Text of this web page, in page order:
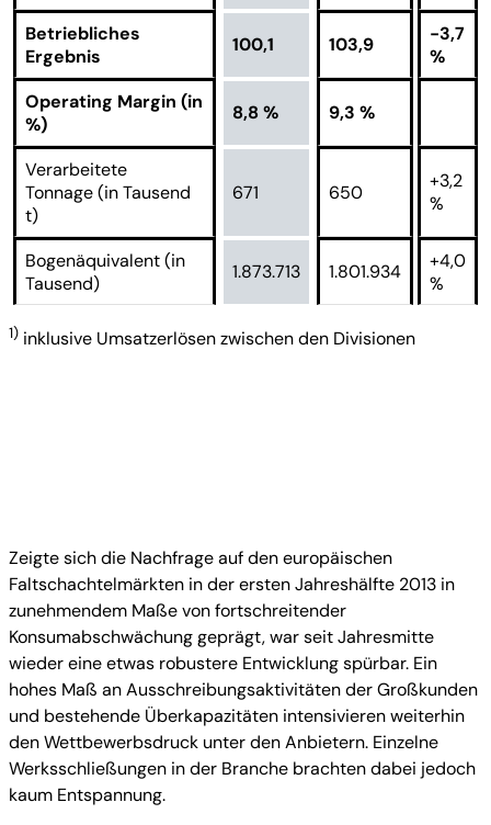
Betriebliches
Ergebnis
100,1 103,9
-3,7
%
Operating Margin (in
%)
8,8 % 9,3 %
Verarbeitete
Tonnage (in Tausend
t)
671 650
+3,2
%
Bogenäquivalent (in
Tausend)
1.873.713 1.801.934
+4,0
%
1) inklusive Umsatzerlösen zwischen den Divisionen
Zeigte sich die Nachfrage auf den europäischen
Faltschachtelmärkten in der ersten Jahreshälfte 2013 in
zunehmendem Maße von fortschreitender
Konsumabschwächung geprägt, war seit Jahresmitte
wieder eine etwas robustere Entwicklung spürbar. Ein
hohes Maß an Ausschreibungsaktivitäten der Großkunden
und bestehende Überkapazitäten intensivieren weiterhin
den Wettbewerbsdruck unter den Anbietern. Einzelne
Werksschließungen in der Branche brachten dabei jedoch
kaum Entspannung.